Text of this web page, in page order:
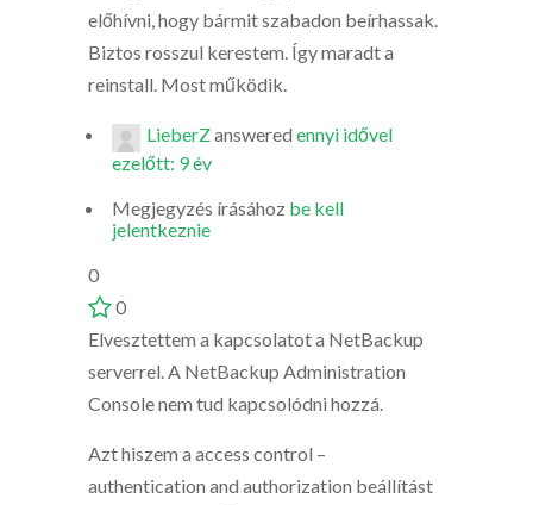
előhívni, hogy bármit szabadon beírhassak.
Biztos rosszul kerestem. Így maradt a
reinstall. Most működik.
LieberZanswered ennyi idővel
ezelőtt: 9 év
Megjegyzés írásához be kell
jelentkeznie
0
0
Elvesztettem a kapcsolatot a NetBackup
serverrel. A NetBackup Administration
Console nem tud kapcsolódni hozzá.
Azt hiszem a access control –
authentication and authorization beállítást